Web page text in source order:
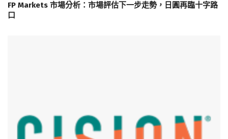
FP Markets 市場分析：市場評估下一步走勢，日圓再臨十字路
口